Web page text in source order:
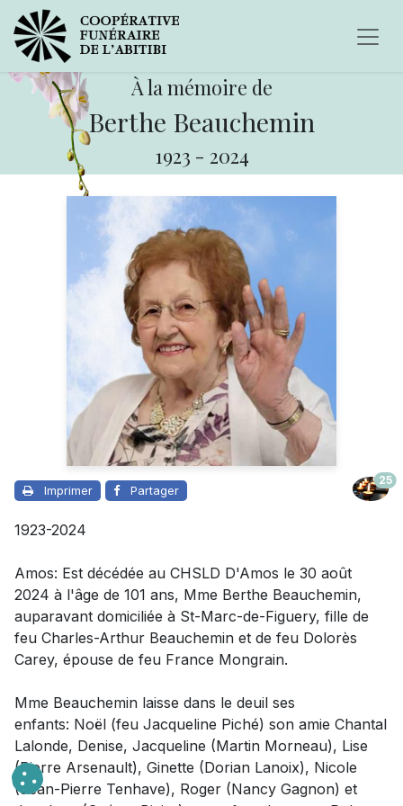
À la mémoire de
Berthe Beauchemin
1923 - 2024
Imprimer Partager
25
1923-2024
Amos: Est décédée au CHSLD D'Amos le 30 août
2024 à l'âge de 101 ans, Mme Berthe Beauchemin,
auparavant domiciliée à St-Marc-de-Figuery, fille de
feu Charles-Arthur Beauchemin et de feu Dolorès
Carey, épouse de feu France Mongrain.
Mme Beauchemin laisse dans le deuil ses
enfants: Noël (feu Jacqueline Piché) son amie Chantal
Lalonde, Denise, Jacqueline (Martin Morneau), Lise
(Pierre Arsenault), Ginette (Dorian Lanoix), Nicole
(Jean-Pierre Tenhave), Roger (Nancy Gagnon) et